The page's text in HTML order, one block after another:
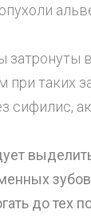
затронуты
при таких
сифилис,
до тех